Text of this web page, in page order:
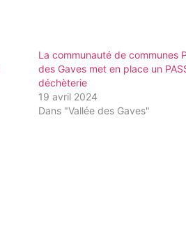
La communauté de communes
des Gaves met en place un
déchèterie
19 avril 2024
Dans "Vallée des Gaves"